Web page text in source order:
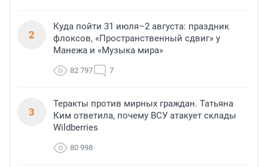
2
Куда пойти 31 июля–2 августа: праздник
флоксов, «Пространственный сдвиг» у
Манежа и «Музыка мира»
82 797 7
3
Теракты против мирных граждан. Татьяна
Ким ответила, почему ВСУ атакует склады
Wildberries
80 998